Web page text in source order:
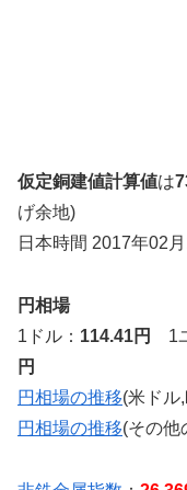
仮定銅建値計算値は
げ余地)
日本時間 2017年02
円相場
1ドル： 114.41円 1
円
円相場の推移(米ドル
円相場の推移(その他